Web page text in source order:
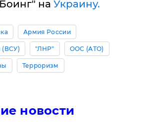
на Украину.
Армия России
(ВСУ) "ЛНР" ООС (АТО)
Терроризм
новости